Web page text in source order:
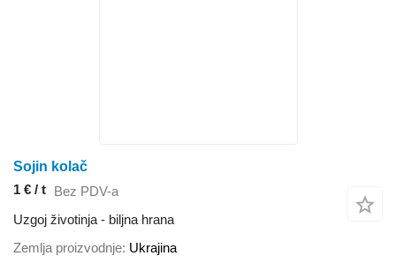
Sojin kolač
1 € / t Bez PDV-a
Uzgoj životinja - biljna hrana
Zemlja proizvodnje Ukrajina